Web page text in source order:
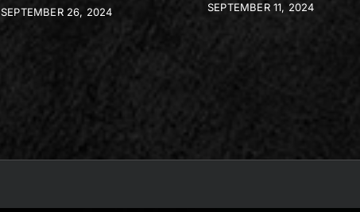
SEPTEMBER 26, 2024 SEPTEMBER 11, 2024